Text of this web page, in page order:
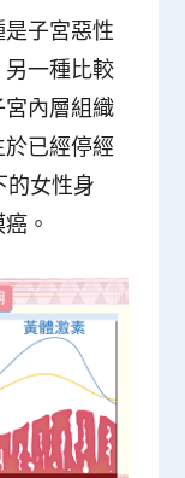
子宮惡性
一種比較
內層組織
已經停經
的女性身
。